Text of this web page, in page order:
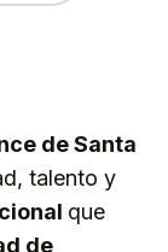
de Santa
talento y
que
de